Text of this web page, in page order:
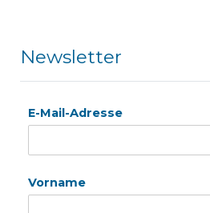
Newsletter
E-Mail-Adresse
Vorname